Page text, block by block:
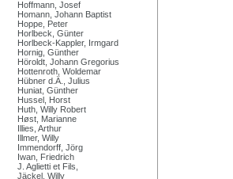
Hoffmann, Josef
Homann, Johann Baptist
Hoppe, Peter
Horlbeck, Günter
Horlbeck-Kappler, Irmgard
Hornig, Günther
Höroldt, Johann Gregorius
Hottenroth, Woldemar
Hübner d.Ä., Julius
Huniat, Günther
Hussel, Horst
Huth, Willy Robert
Høst, Marianne
Illies, Arthur
Illmer, Willy
Immendorff, Jörg
Iwan, Friedrich
J. Aglietti et Fils,
Jäckel, Willy